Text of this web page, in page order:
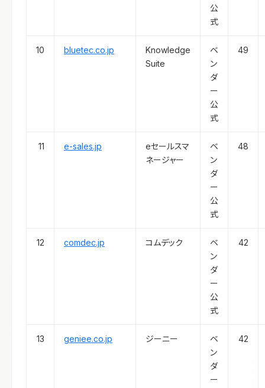
公
式
10 bluetec.co.jp
Knowledge
Suite
ベ
ン
ダ
ー
公
式
49
11 e-sales.jp
eセールスマ
ネージャー
ベ
ン
ダ
ー
公
式
48
12 comdec.jp コムデック
ベ
ン
ダ
ー
公
式
42
13 geniee.co.jp ジーニー
ベ
ン
ダ
ー
42